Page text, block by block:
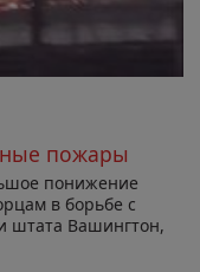
пожары
понижение
в борьбе с
штата Вашингтон,